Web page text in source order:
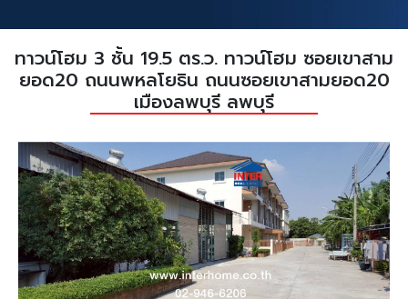
ทาวน์โฮม 3 ชั้น 19.5 ตร.ว. ทาวน์โฮม ซอยเขาสาม
ยอด20 ถนนพหลโยธิน ถนนซอยเขาสามยอด20
เมืองลพบุรี ลพบุรี